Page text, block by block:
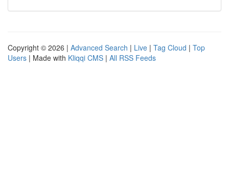
Copyright © 2026 | Advanced Search | Live | Tag Cloud | Top
Users | Made with Kliqqi CMS | All RSS Feeds